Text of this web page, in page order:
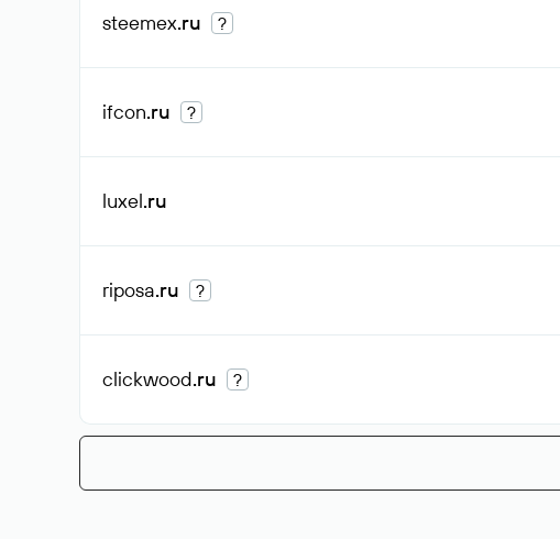
steemex.ru ?
ifcon.ru ?
luxel.ru
riposa.ru ?
clickwood.ru ?